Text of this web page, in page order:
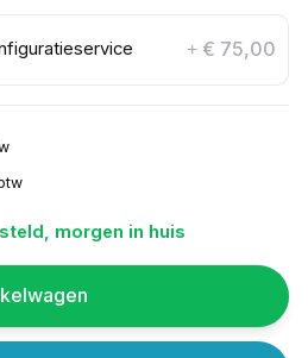
+ € 75,00
morgen in huis